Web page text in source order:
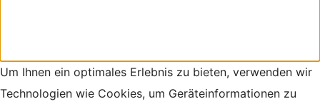
Um Ihnen ein optimales Erlebnis zu bieten, verwenden wir
Technologien wie Cookies, um Geräteinformationen zu